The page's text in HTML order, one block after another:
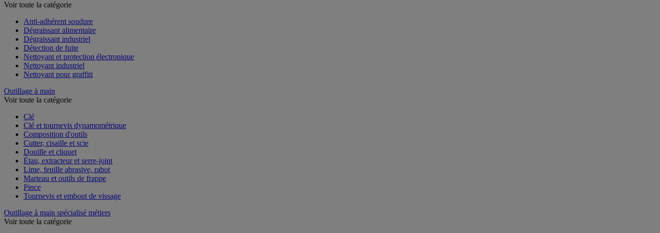
Voir toute la catégorie
Anti-adhérent soudure
Dégraissant alimentaire
Dégraissant industriel
Détection de fuite
Nettoyant et protection électronique
Nettoyant industriel
Nettoyant pour graffiti
Outillage à main
Voir toute la catégorie
Clé
Clé et tournevis dynamométrique
Composition d'outils
Cutter, cisaille et scie
Douille et cliquet
Étau, extracteur et serre-joint
Lime, feuille abrasive, rabot
Marteau et outils de frappe
Pince
Tournevis et embout de vissage
Outillage à main spécialisé métiers
Voir toute la catégorie